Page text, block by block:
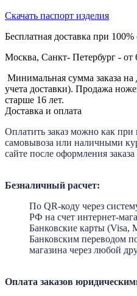
Скачать паспорт изделия
Бесплатная доставка при
Москва, Санкт- Петербург - от
Минимальная сумма заказа на
учета доставки). Продажа
старше 16 лет.
Доставка и оплата
Оплатить заказ можно как
самовывоза или наличными
сайте после оформления
Безналичный расчет:
По QR-коду через
РФ на счет интернет-
Банковские карты (Visa,
Банковским переводом
магазина через любой
Оплата заказов